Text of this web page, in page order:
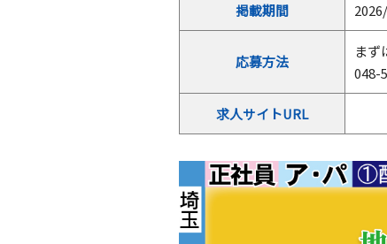
掲載期間
応募方法
まず
048-
求人サイトURL